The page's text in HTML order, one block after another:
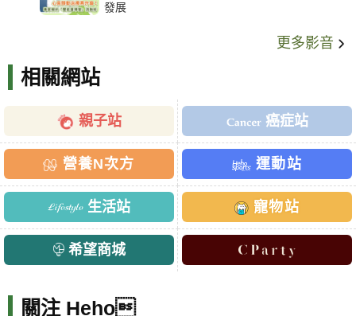
發展
更多影音
相關網站
親子站 癌症站
營養N次方 運動站
生活站 寵物站
希望商城
關注 Heho